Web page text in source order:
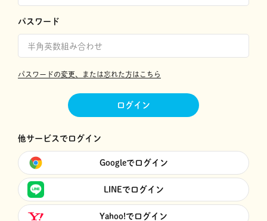
パスワード
パスワードの変更、または忘れた方はこちら
ログイン
他サービスでログイン
Googleでログイン
LINEでログイン
Yahoo!でログイン